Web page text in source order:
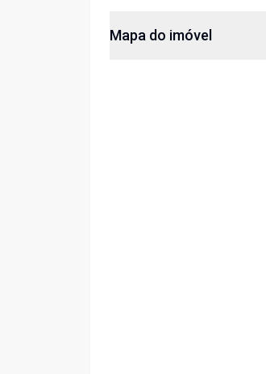
Mapa do imóvel